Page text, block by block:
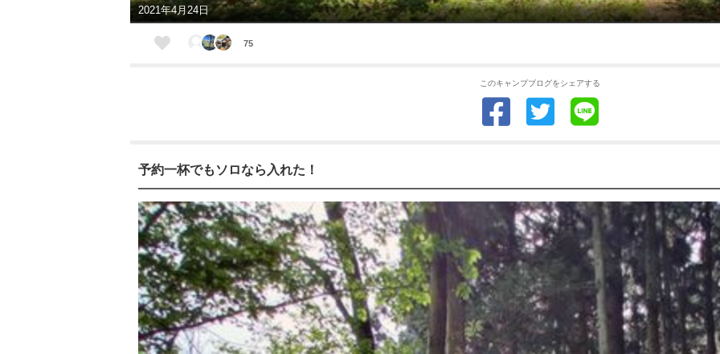
2021年4月24日
75
このキャンプブログをシェアする
予約一杯でもソロなら入れた！